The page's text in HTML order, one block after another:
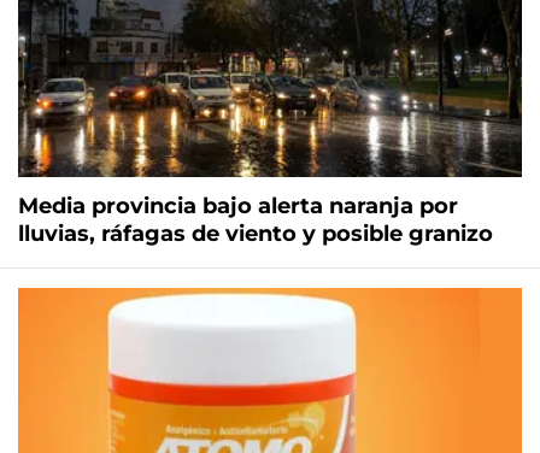
Media provincia bajo alerta naranja por
lluvias, ráfagas de viento y posible granizo